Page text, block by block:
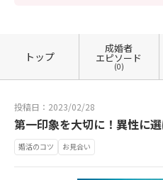
トップ
成婚者
エピソード
(0)
投稿日：2023/02/28
第一印象を大切に！異性に
婚活のコツ お見合い